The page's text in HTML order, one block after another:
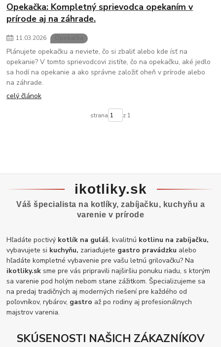
Opekačka: Kompletný sprievodca opekaním v
prírode aj na záhrade.
11.03.2026
Plánujete opekačku a neviete, čo si zbaliť alebo kde ísť na
opekanie? V tomto sprievodcovi zistíte, čo na opekačku, aké jedlo
sa hodí na opekanie a ako správne založiť oheň v prírode alebo
na záhrade.
celý článok
strana z 1
ikotliky.sk
Váš špecialista na kotlíky, zabíjačku, kuchyňu a
varenie v prírode
Hľadáte poctivý kotlík na guláš, kvalitnú kotlinu na zabíjačku,
vybavujete si kuchyňu, zariaďujete gastro pravádzku alebo
hľadáte kompletné vybavenie pre vašu letnú grilovačku? Na
ikotliky.sk sme pre vás pripravili najširšiu ponuku riadu, s ktorým
sa varenie pod holým nebom stane zážitkom. Špecializujeme sa
na predaj tradičných aj moderných riešení pre každého od
poľovníkov, rybárov, gastro až po rodiny aj profesionálnych
majstrov varenia.
SKÚSENOSTI NAŠICH ZÁKAZNÍKOV